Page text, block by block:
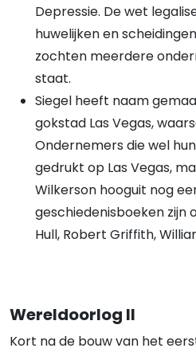
Depressie. De wet
huwelijken en
zochten meerdere
staat.
Siegel heeft naam
gokstad Las Vegas,
Ondernemers die wel
gedrukt op Las Vegas,
Wilkerson hooguit nog
geschiedenisboeken zijn
Hull, Robert Griffith,
Wereldoorlog II
Kort na de bouw van het